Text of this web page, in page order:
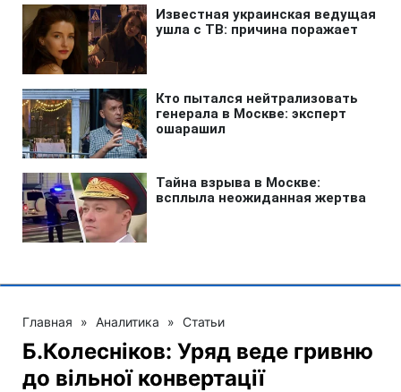
Главная » Аналитика » Статьи
Б.Колесніков: Уряд веде гривню
до вільної конвертації